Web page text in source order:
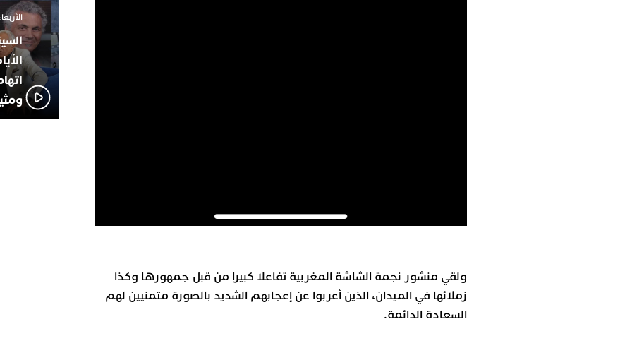
ولقي منشور نجمة الشاشة المغربية تفاعلا كبيرا من قبل جمهورها وكذا
زملائها في الميدان، الذين أعربوا عن إعجابهم الشديد بالصورة متمنيين لهم
السعادة الدائمة.
الأربعاء 24 سبتمبر 2025 -